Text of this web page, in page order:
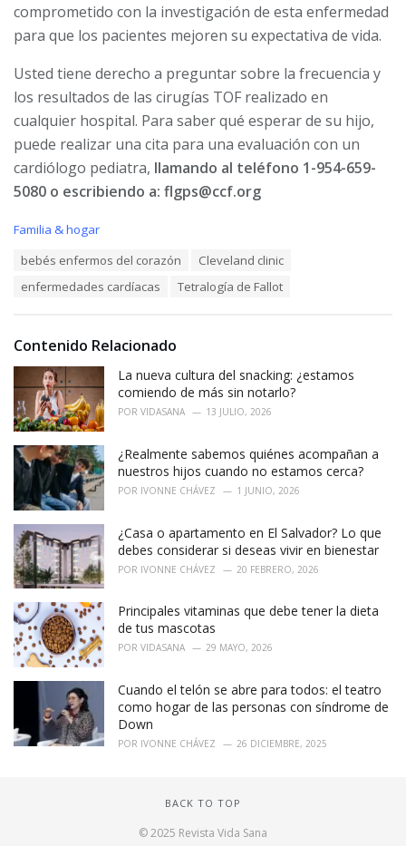
comprometido con la investigación de esta enfermedad
para que los pacientes mejoren su expectativa de vida.
Usted tiene derecho a preguntar sobre la frecuencia y
los resultados de las cirugías TOF realizado en
cualquier hospital. Para saber qué esperar de su hijo,
puede realizar una cita para una evaluación con un
cardiólogo pediatra, llamando al teléfono 1-954-659-
5080 o escribiendo a: flgps@ccf.org
C
i
:
Familia & hogar
bebés enfermos del corazón
Cleveland clinic
enfermedades cardíacas
Tetralogía de Fallot
Contenido Relacionado
La nueva cultura del snacking: ¿estamos
comiendo de más sin notarlo?
POR VIDASANA 13 JULIO, 2026
¿Realmente sabemos quiénes acompañan a
nuestros hijos cuando no estamos cerca?
POR IVONNE CHÁVEZ 1 JUNIO, 2026
¿Casa o apartamento en El Salvador? Lo que
debes considerar si deseas vivir en bienestar
POR IVONNE CHÁVEZ 20 FEBRERO, 2026
Principales vitaminas que debe tener la dieta
de tus mascotas
POR VIDASANA 29 MAYO, 2026
Cuando el telón se abre para todos: el teatro
como hogar de las personas con síndrome de
Down
POR IVONNE CHÁVEZ 26 DICIEMBRE, 2025
BACK TO TOP
© 2025 Revista Vida Sana